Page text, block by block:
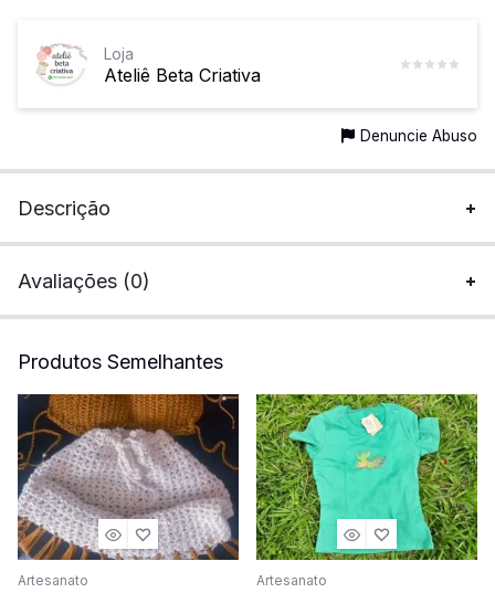
Ateliê Beta Criativa
Loja
Denuncie Abuso
Descrição
Avaliações (0)
Produtos Semelhantes
Artesanato Artesanato